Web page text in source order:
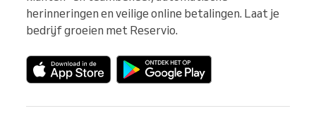
herinneringen en veilige online betalingen. Laat je
bedrijf groeien met Reservio.